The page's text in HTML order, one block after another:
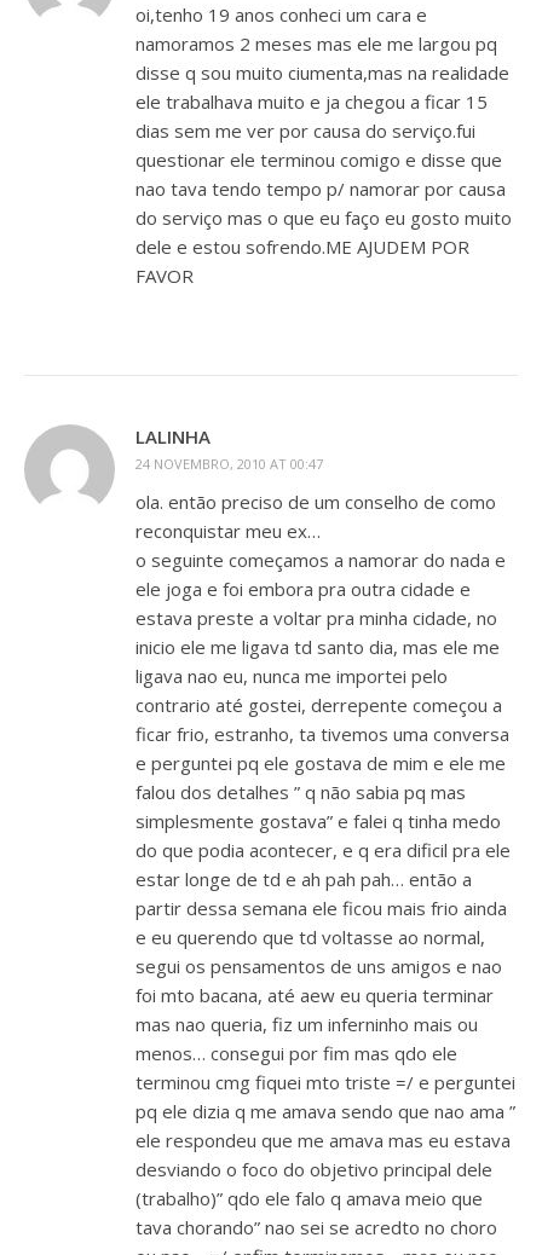
oi,tenho 19 anos conheci um cara e
namoramos 2 meses mas ele me largou pq
disse q sou muito ciumenta,mas na realidade
ele trabalhava muito e ja chegou a ficar 15
dias sem me ver por causa do serviço.fui
questionar ele terminou comigo e disse que
nao tava tendo tempo p/ namorar por causa
do serviço mas o que eu faço eu gosto muito
dele e estou sofrendo.ME AJUDEM POR
FAVOR
LALINHA
24 NOVEMBRO, 2010 AT 00:47
ola. então preciso de um conselho de como
reconquistar meu ex…
o seguinte começamos a namorar do nada e
ele joga e foi embora pra outra cidade e
estava preste a voltar pra minha cidade, no
inicio ele me ligava td santo dia, mas ele me
ligava nao eu, nunca me importei pelo
contrario até gostei, derrepente começou a
ficar frio, estranho, ta tivemos uma conversa
e perguntei pq ele gostava de mim e ele me
falou dos detalhes ” q não sabia pq mas
simplesmente gostava” e falei q tinha medo
do que podia acontecer, e q era dificil pra ele
estar longe de td e ah pah pah… então a
partir dessa semana ele ficou mais frio ainda
e eu querendo que td voltasse ao normal,
segui os pensamentos de uns amigos e nao
foi mto bacana, até aew eu queria terminar
mas nao queria, fiz um inferninho mais ou
menos… consegui por fim mas qdo ele
terminou cmg fiquei mto triste =/ e perguntei
pq ele dizia q me amava sendo que nao ama ”
ele respondeu que me amava mas eu estava
desviando o foco do objetivo principal dele
(trabalho)” qdo ele falo q amava meio que
tava chorando” nao sei se acredto no choro